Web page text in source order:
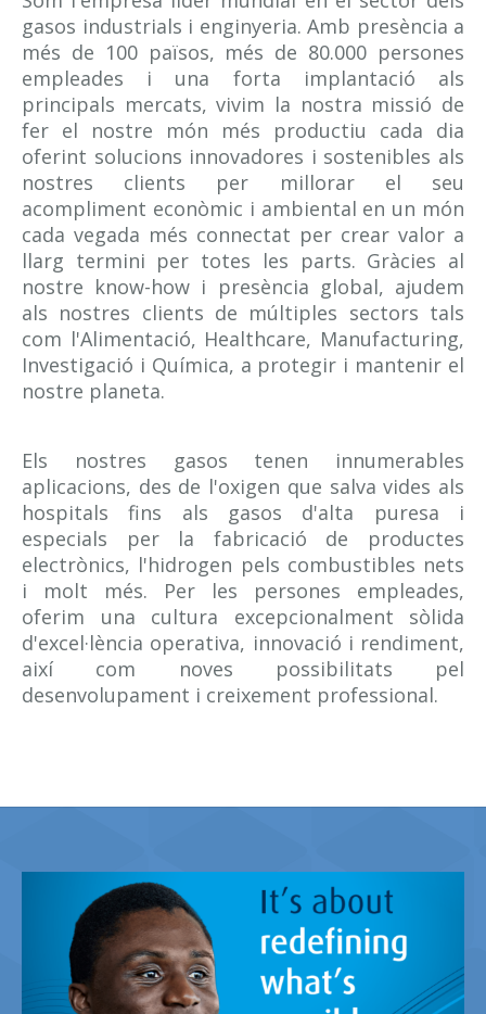
Ajuda'ns a Millorar
Empreses que han confiat
gasos industrials i enginyeria. Amb presència a
més de 100 països, més de 80.000 persones
empleades i una forta implantació als
principals mercats, vivim la nostra missió de
fer el nostre món més productiu cada dia
oferint solucions innovadores i sostenibles als
nostres clients per millorar el seu
acompliment econòmic i ambiental en un món
cada vegada més connectat per crear valor a
llarg termini per totes les parts. Gràcies al
nostre know-how i presència global, ajudem
als nostres clients de múltiples sectors tals
com l'Alimentació, Healthcare, Manufacturing,
Investigació i Química, a protegir i mantenir el
nostre planeta.
Els nostres gasos tenen innumerables
aplicacions, des de l'oxigen que salva vides als
hospitals fins als gasos d'alta puresa i
especials per la fabricació de productes
electrònics, l'hidrogen pels combustibles nets
i molt més. Per les persones empleades,
oferim una cultura excepcionalment sòlida
d'excel·lència operativa, innovació i rendiment,
així com noves possibilitats pel
desenvolupament i creixement professional.